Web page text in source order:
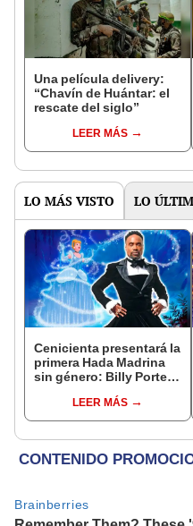
Una película delivery:
“Chavín de Huántar: el
rescate del siglo”
LEER MÁS
LO MÁS VISTO LO
Cenicienta presentará la
primera Hada Madrina
sin género: Billy Porter
LEER MÁS